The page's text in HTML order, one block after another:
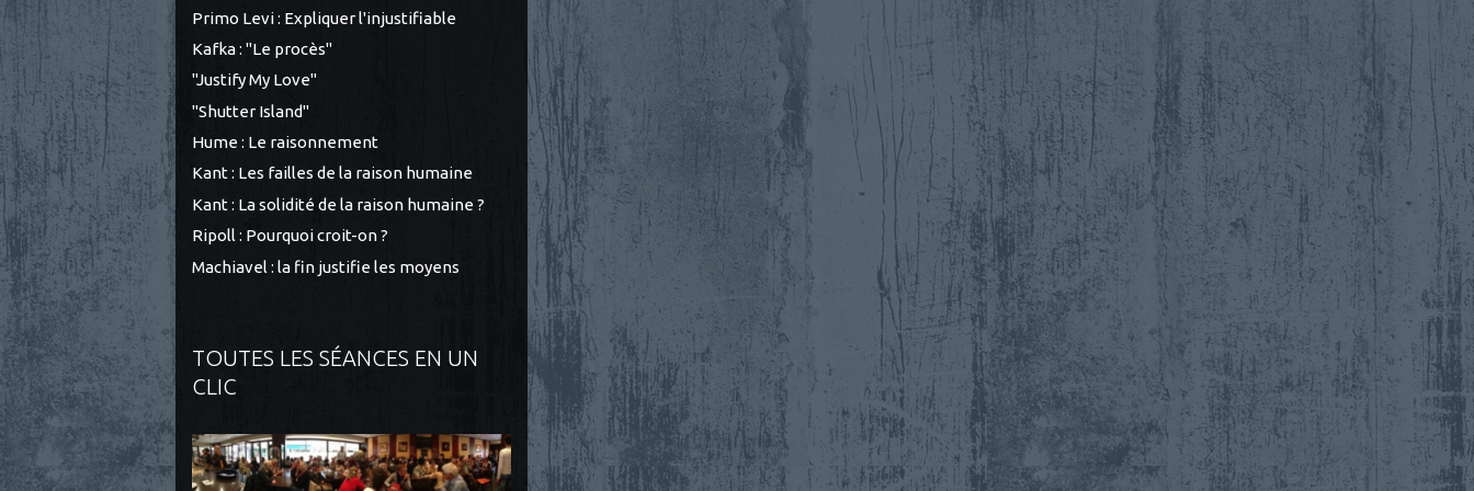
Primo Levi : Expliquer l'injustifiable
Kafka : "Le procès"
"Justify My Love"
"Shutter Island"
Hume : Le raisonnement
Kant : Les failles de la raison humaine
Kant : La solidité de la raison humaine ?
Ripoll : Pourquoi croit-on ?
Machiavel : la fin justifie les moyens
TOUTES LES SÉANCES EN UN
CLIC